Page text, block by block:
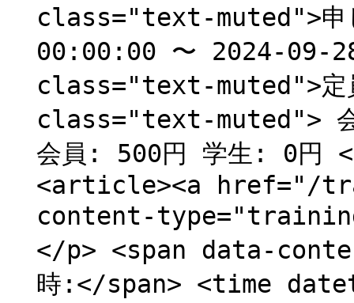
class="text-muted">申
00:00:00 〜 2024-09-
class="text-muted">定
class="text-muted">
会員: 500円 学生: 0
<article><a href="/
content-
</p> <span data-
時:</span> <time